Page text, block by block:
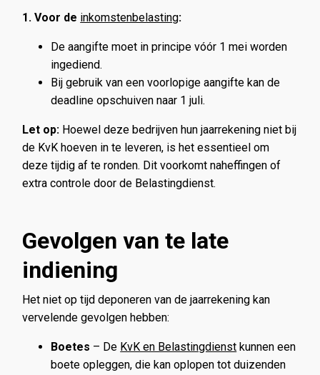
1. Voor de inkomstenbelasting:
De aangifte moet in principe vóór 1 mei worden
ingediend.
Bij gebruik van een voorlopige aangifte kan de
deadline opschuiven naar 1 juli.
Let op: Hoewel deze bedrijven hun jaarrekening niet bij
de KvK hoeven in te leveren, is het essentieel om
deze tijdig af te ronden. Dit voorkomt naheffingen of
extra controle door de Belastingdienst.
Gevolgen van te late
indiening
Het niet op tijd deponeren van de jaarrekening kan
vervelende gevolgen hebben:
Boetes – De KvK en Belastingdienst kunnen een
boete opleggen, die kan oplopen tot duizenden